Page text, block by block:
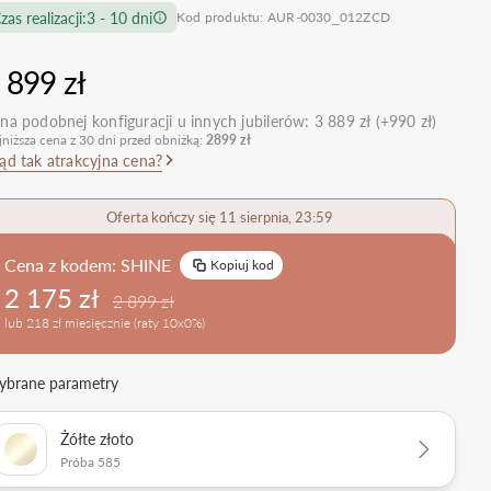
nietypowe
obrączkowe
dostawki
Zobacz wszystkie >
Obrączki Ślubne
Sprawdź bestsellery
Zobacz trendy
realizacji:3 - 10 dni Kod produktu: AUR-0030_012ZCD
zł
podobnej konfiguracji u innych jubilerów: 3 889 zł (+990 zł)
cena z 30 dni przed obniżką: 2899 zł
tak atrakcyjna cena?
Oferta kończy się 11 sierpnia, 23:59
Cena z kodem: SHINE Kopiuj kod
2 175 zł 2 899 zł
lub 218 zł miesięcznie (raty 10x0%)
parametry
Żółte złoto
Próba 585